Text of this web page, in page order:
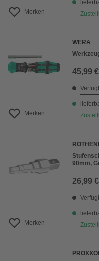
Merken
Merken
WERA
45,99 €
Merken
90mm,
26,99 €